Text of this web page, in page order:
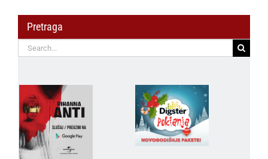
Pretraga
Search
for: